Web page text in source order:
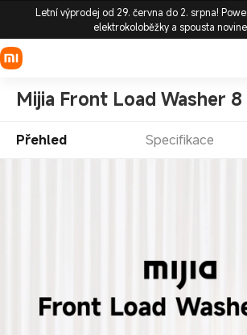
Letní výprodej od 29. června do 2. srpna!
elektrokoloběžky a spousta
Mijia Front Load Washer 8
Přehled Specifikace